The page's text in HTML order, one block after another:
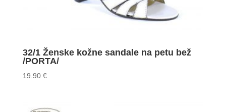
32/1 Ženske kožne sandale na petu bež
/PORTA/
19.90 €